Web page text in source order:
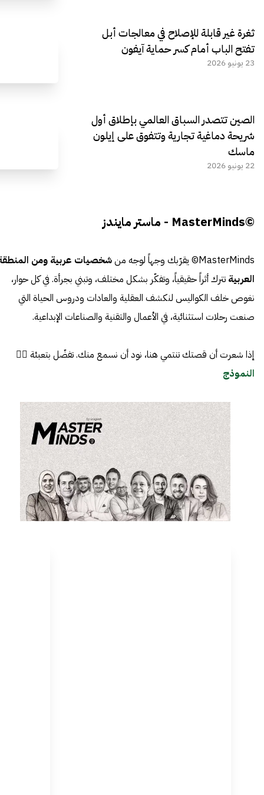
ثغرة غير قابلة للإصلاح في معالجات أبل
تفتح الباب أمام كسر حماية آيفون
23 يونيو 2026
الصين تتصدر السباق العالمي بإطلاق أول
شريحة دماغية تجارية وتتفوق على إيلون
ماسك
22 يونيو 2026
©MasterMinds - ماستر مايندز
MasterMinds© يقرّبك وجهاً لوجه من
شخصيات عربية ومن
العربية تترك أثراً حقيقياً، وتفكّر بشكل مختلف، وتبني بجرأة. في كل حوار،
نغوص خلف الكواليس لنكشف العقلية والعادات ودروس الحياة التي
صنعت رحلات استثنائية، في الأعمال والتقنية والصناعات الإبداعية.
إذا شعرت أن قصتك تنتمي هنا، نود أن نسمع منك. تفضّل بتعبئة 👈🏼
النموذج